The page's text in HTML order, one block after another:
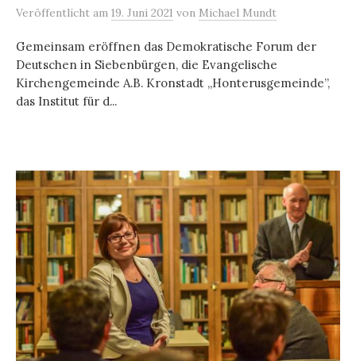
Veröffentlicht am 19. Juni 2021 von Michael Mundt
Gemeinsam eröffnen das Demokratische Forum der
Deutschen in Siebenbürgen, die Evangelische
Kirchengemeinde A.B. Kronstadt „Honterusgemeinde”,
das Institut für d...